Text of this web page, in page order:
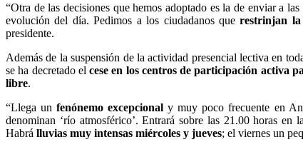
“Otra de las decisiones que hemos adoptado es la de enviar a
evolución del día. Pedimos a los ciudadanos querestrinjan la
presidente.
Además de la suspensión de la actividad presencial lectiva en
se ha decretado elcese en los centros de participación activa
libre.
“Llega unfenónemo excepcionaly muy poco frecuente en
denominan ‘río atmosférico’. Entrará sobre las 21.00 horas
Habrá lluvias muy intensas miércoles y jueves; el viernes un